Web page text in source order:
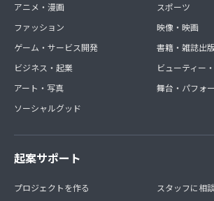
アニメ・漫画
ファッション
ゲーム・サービス開発
ビジネス・起業
アート・写真
ソーシャルグッド
スポーツ
映像・映画
書籍・雑誌出
ビューティー
舞台・パフォ
起案サポート
プロジェクトを作る
スタッフに相